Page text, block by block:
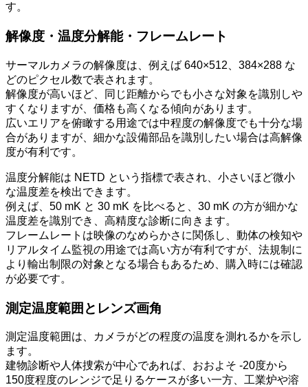
す。
解像度・温度分解能・フレームレート
サーマルカメラの解像度は、例えば 640×512、384×288 な
どのピクセル数で表されます。
解像度が高いほど、同じ距離からでも小さな対象を識別しや
すくなりますが、価格も高くなる傾向があります。
広いエリアを俯瞰する用途では中程度の解像度でも十分な場
合がありますが、細かな設備部品を識別したい場合は高解像
度が有利です。
温度分解能は NETD という指標で表され、小さいほど微小
な温度差を検出できます。
例えば、50 mK と 30 mK を比べると、30 mK の方が細かな
温度差を識別でき、高精度な診断に向きます。
フレームレートは映像のなめらかさに関係し、動体の検知や
リアルタイム監視の用途では高い方が有利ですが、法規制に
より輸出制限の対象となる場合もあるため、購入時には確認
が必要です。
測定温度範囲とレンズ画角
測定温度範囲は、カメラがどの程度の温度を測れるかを示し
ます。
建物診断や人体捜索が中心であれば、おおよそ -20度から
150度程度のレンジで足りるケースが多い一方、工業炉や溶